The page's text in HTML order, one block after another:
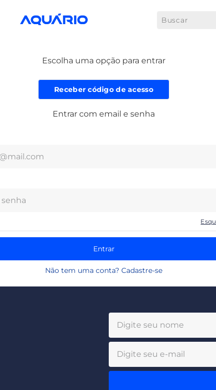
Escolha uma opção para entrar
Entrar com email e senha
Entrar
Não tem uma conta? Cadastre-se